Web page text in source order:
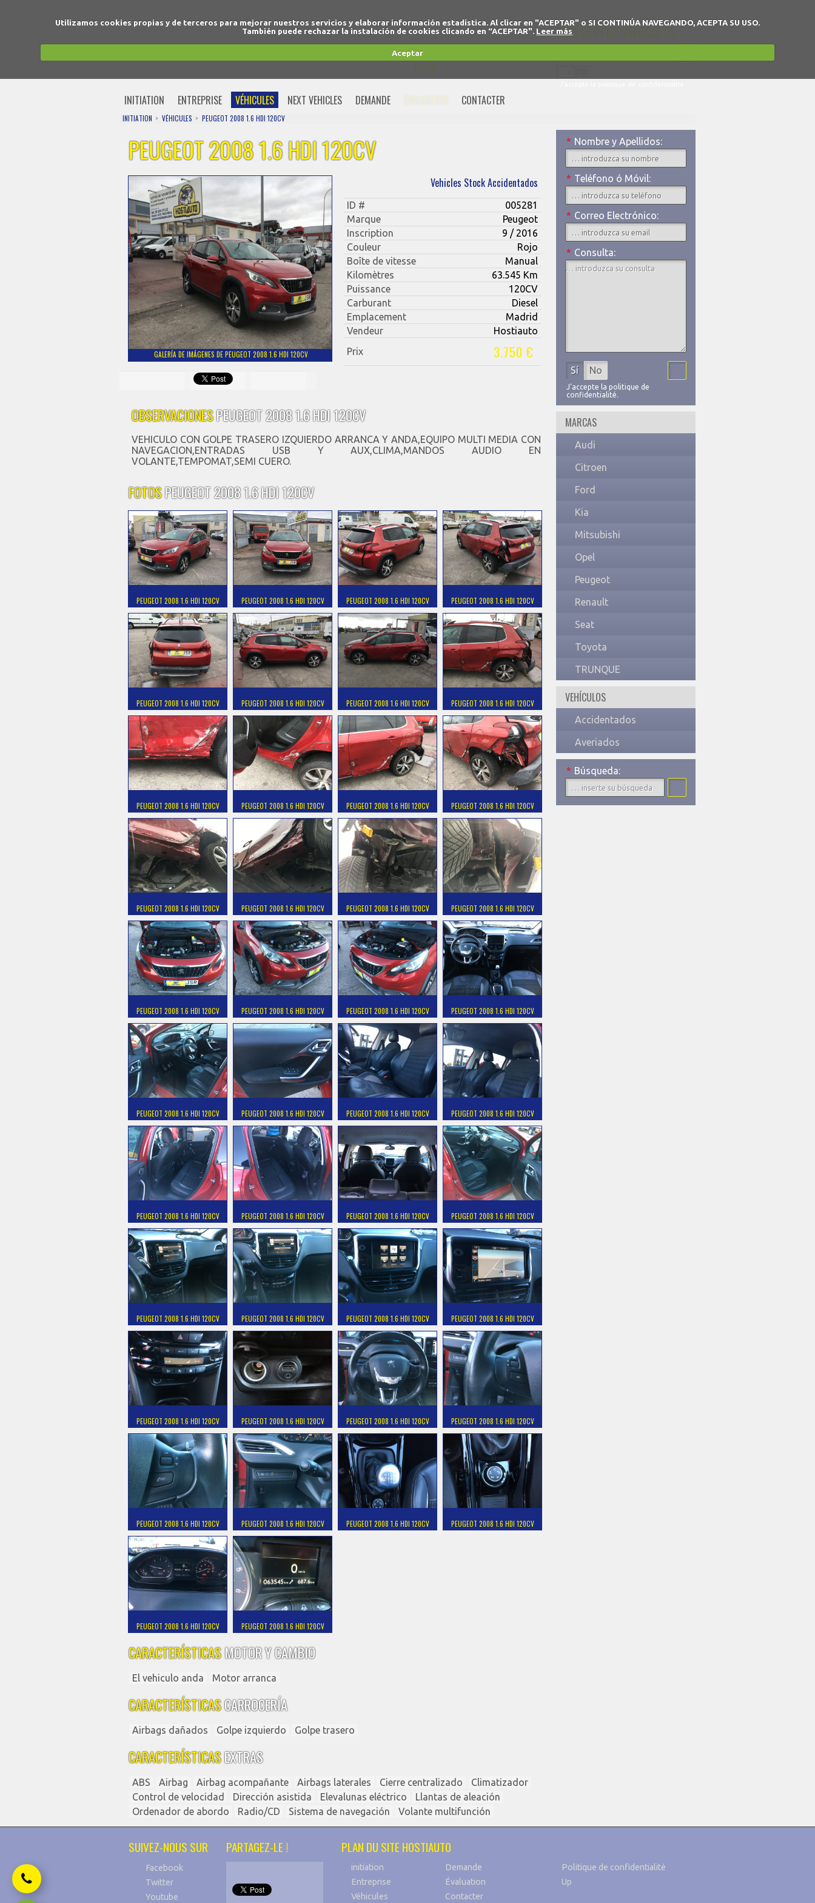
Utilizamos cookies propias y de terceros para mejorar nuestros servicios y elaborar información estadística. Al clicar en "ACEPTAR" o SI CONTINÚA NAVEGANDO, ACEPTA SU USO.
También puede rechazar la instalación de cookies clicando en “ACEPTAR". Leer más
Aceptar+34 91 691 77 32 BULLETIN DE VÉHICULES
INITIATION ENTREPRISE VÉHICULES NEXT VEHICLES DEMANDE CONTACTER
INITIATION VÉHICULES PEUGEOT 2008 1.6 HDI 120CV
Nombre y Apellidos:
*
Teléfono ó Móvil:
*
Correo Electrónico:
*
Consulta:
*
Sí No
J'accepte la politique de
confidentialité.
MARCAS
Audi
Citroen
Ford
Kia
Mitsubishi
Opel
Peugeot
Renault
Seat
Toyota
TRUNQUE
VEHÍCULOS
Accidentados
Averiados
Búsqueda:
*
PEUGEOT 2008 1.6 HDI 120CV
GALERÍA DE IMÁGENES DE PEUGEOT 2008 1.6 HDI 120CV
Vehicles Stock Accidentados
ID #
005281
Marque
Peugeot
Inscription
9 / 2016
Couleur
Rojo
Boîte de vitesse
Manual
Kilomètres
63.545 Km
Puissance
120CV
Carburant
Diesel
Emplacement
Madrid
Vendeur
Hostiauto
Prix
3.750 €
OBSERVACIONESPEUGEOT 2008 1.6 HDI 120CV
VEHICULO CON GOLPE TRASERO IZQUIERDO ARRANCA Y ANDA,EQUIPO MULTI MEDIA CON
NAVEGACION,ENTRADAS USB Y AUX,CLIMA,MANDOS AUDIO EN
VOLANTE,TEMPOMAT,SEMI CUERO.
FOTOSPEUGEOT 2008 1.6 HDI 120CV
PEUGEOT 2008 1.6 HDI 120CV PEUGEOT 2008 1.6 HDI 120CV PEUGEOT 2008 1.6 HDI 120CV PEUGEOT 2008 1.6 HDI 120CV
PEUGEOT 2008 1.6 HDI 120CV PEUGEOT 2008 1.6 HDI 120CV PEUGEOT 2008 1.6 HDI 120CV PEUGEOT 2008 1.6 HDI 120CV
PEUGEOT 2008 1.6 HDI 120CV PEUGEOT 2008 1.6 HDI 120CV PEUGEOT 2008 1.6 HDI 120CV PEUGEOT 2008 1.6 HDI 120CV
PEUGEOT 2008 1.6 HDI 120CV PEUGEOT 2008 1.6 HDI 120CV PEUGEOT 2008 1.6 HDI 120CV PEUGEOT 2008 1.6 HDI 120CV
PEUGEOT 2008 1.6 HDI 120CV PEUGEOT 2008 1.6 HDI 120CV PEUGEOT 2008 1.6 HDI 120CV PEUGEOT 2008 1.6 HDI 120CV
PEUGEOT 2008 1.6 HDI 120CV PEUGEOT 2008 1.6 HDI 120CV PEUGEOT 2008 1.6 HDI 120CV PEUGEOT 2008 1.6 HDI 120CV
PEUGEOT 2008 1.6 HDI 120CV PEUGEOT 2008 1.6 HDI 120CV PEUGEOT 2008 1.6 HDI 120CV PEUGEOT 2008 1.6 HDI 120CV
PEUGEOT 2008 1.6 HDI 120CV PEUGEOT 2008 1.6 HDI 120CV PEUGEOT 2008 1.6 HDI 120CV PEUGEOT 2008 1.6 HDI 120CV
PEUGEOT 2008 1.6 HDI 120CV PEUGEOT 2008 1.6 HDI 120CV PEUGEOT 2008 1.6 HDI 120CV PEUGEOT 2008 1.6 HDI 120CV
PEUGEOT 2008 1.6 HDI 120CV PEUGEOT 2008 1.6 HDI 120CV PEUGEOT 2008 1.6 HDI 120CV PEUGEOT 2008 1.6 HDI 120CV
PEUGEOT 2008 1.6 HDI 120CV PEUGEOT 2008 1.6 HDI 120CV
CARACTERÍSTICASMOTOR Y CAMBIO
El vehiculo anda Motor arranca
CARACTERÍSTICASCARROCERÍA
Airbags dañados Golpe izquierdo Golpe trasero
CARACTERÍSTICASEXTRAS
ABS Airbag Airbag acompañante Airbags laterales Cierre centralizado
Climatizador
Control de velocidad
Dirección asistida Elevalunas eléctrico
Llantas de aleación
Ordenador de abordo
Radio/CD Sistema de navegación Volante multifunción
SUIVEZ-NOUS SUR
Facebook
Twitter
Youtube
PARTAGEZ-LE ! PLAN DU SITE HOSTIAUTO
initiation
Entreprise
Véhicules
Demande
Évaluation
Contacter
Politique de confidentialité
Up